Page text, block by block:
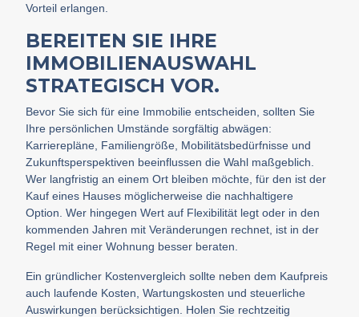
Vorteil erlangen.
BEREITEN SIE IHRE
IMMOBILIENAUSWAHL
STRATEGISCH VOR.
Bevor Sie sich für eine Immobilie entscheiden, sollten Sie
Ihre persönlichen Umstände sorgfältig abwägen:
Karrierepläne, Familiengröße, Mobilitätsbedürfnisse und
Zukunftsperspektiven beeinflussen die Wahl maßgeblich.
Wer langfristig an einem Ort bleiben möchte, für den ist der
Kauf eines Hauses möglicherweise die nachhaltigere
Option. Wer hingegen Wert auf Flexibilität legt oder in den
kommenden Jahren mit Veränderungen rechnet, ist in der
Regel mit einer Wohnung besser beraten.
Ein gründlicher Kostenvergleich sollte neben dem Kaufpreis
auch laufende Kosten, Wartungskosten und steuerliche
Auswirkungen berücksichtigen. Holen Sie rechtzeitig